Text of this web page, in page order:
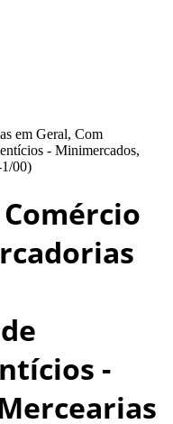
em Geral, Com
- Minimercados,
00)
-